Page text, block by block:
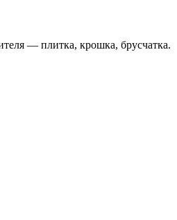
— плитка, крошка, брусчатка.